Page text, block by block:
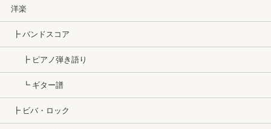
洋楽
┣ バンドスコア
┣ ピアノ弾き語り
┗ ギター譜
┣ ビバ・ロック